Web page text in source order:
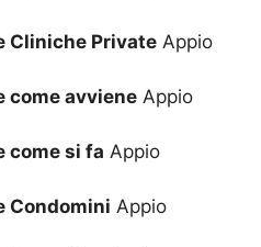
Cliniche Private Appio
come avviene Appio
come si fa Appio
Condomini Appio